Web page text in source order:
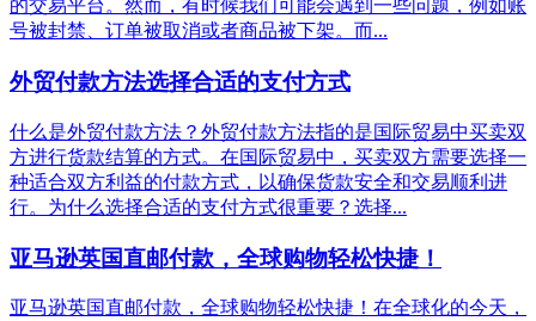
的交易平台。然而，有时候我们可能会遇到一些问题，例如账
号被封禁、订单被取消或者商品被下架。而...
外贸付款方法选择合适的支付方式
什么是外贸付款方法？外贸付款方法指的是国际贸易中买卖双
方进行货款结算的方式。在国际贸易中，买卖双方需要选择一
种适合双方利益的付款方式，以确保货款安全和交易顺利进
行。为什么选择合适的支付方式很重要？选择...
亚马逊英国直邮付款，全球购物轻松快捷！
亚马逊英国直邮付款，全球购物轻松快捷！在全球化的今天，